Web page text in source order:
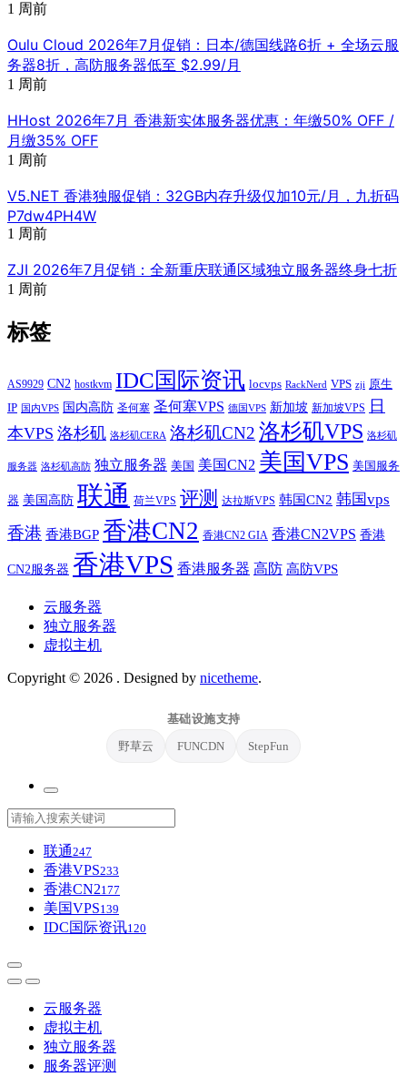
1 周前
Oulu Cloud 2026年7月促销：日本/德国线路6折 + 全场云服
务器8折，高防服务器低至 $2.99/月
1 周前
HHost 2026年7月 香港新实体服务器优惠：年缴50% OFF /
月缴35% OFF
1 周前
V5.NET 香港独服促销：32GB内存升级仅加10元/月，九折码
P7dw4PH4W
1 周前
ZJI 2026年7月促销：全新重庆联通区域独立服务器终身七折
1 周前
标签
AS9929 CN2 hostkvm IDC国际资讯 locvps RackNerd VPS zji 原生
IP 国内VPS 国内高防 圣何塞 圣何塞VPS 德国VPS 新加坡 新加坡VPS
日
本VPS 洛杉矶 洛杉矶CERA 洛杉矶CN2 洛杉矶VPS 洛杉矶
服务器 洛杉矶高防 独立服务器 美国 美国CN2 美国VPS 美国服务
器 美国高防 联通 荷兰VPS 评测 达拉斯VPS 韩国CN2 韩国vps
香港 香港BGP 香港CN2 香港CN2 GIA 香港CN2VPS 香港
CN2服务器 香港VPS 香港服务器 高防 高防VPS
云服务器
独立服务器
虚拟主机
Copyright © 2026 . Designed by nicetheme.
基础设施支持
野草云
FUNCDN StepFun
联通247
香港VPS233
香港CN2177
美国VPS139
IDC国际资讯120
云服务器
虚拟主机
独立服务器
服务器评测